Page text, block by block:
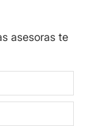
asesoras te